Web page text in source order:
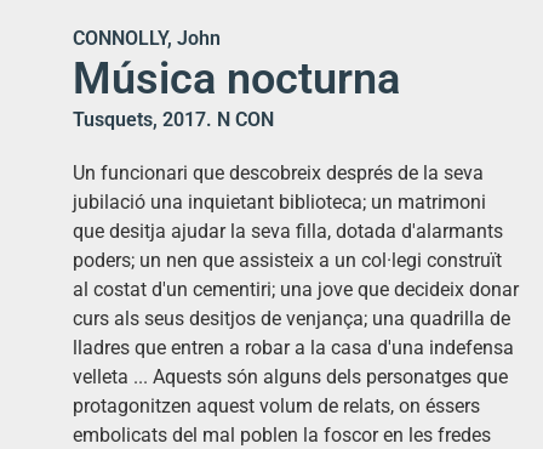
CONNOLLY, John
Música nocturna
Tusquets, 2017. N CON
Un funcionari que descobreix després de la seva
jubilació una inquietant biblioteca; un matrimoni
que desitja ajudar la seva filla, dotada d'alarmants
poders; un nen que assisteix a un col·legi construït
al costat d'un cementiri; una jove que decideix donar
curs als seus desitjos de venjança; una quadrilla de
lladres que entren a robar a la casa d'una indefensa
velleta ... Aquests són alguns dels personatges que
protagonitzen aquest volum de relats, on éssers
embolicats del mal poblen la foscor en les fredes